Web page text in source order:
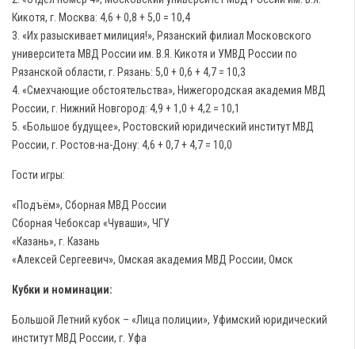
Кикотя, г. Москва: 4,6 + 0,8 + 5,0 = 10,4
3. «Их разыскивает милиция!», Рязанский филиал Московского
университета МВД России им. В.Я. Кикотя и УМВД России по
Рязанской области, г. Рязань: 5,0 + 0,6 + 4,7 = 10,3
4. «Смехчающие обстоятельства», Нижегородская академия МВД
России, г. Нижний Новгород: 4,9 + 1,0 + 4,2 = 10,1
5. «Большое будущее», Ростовский юридический институт МВД
России, г. Ростов-на-Дону: 4,6 + 0,7 + 4,7 = 10,0
Гости игры:
«Подъём», Сборная МВД России
Сборная Чебоксар «Чуваши», ЧГУ
«Казань», г. Казань
«Алексей Сергеевич», Омская академия МВД России, Омск
Кубки и номинации:
Большой Летний кубок – «Лица полиции», Уфимский юридический
институт МВД России, г. Уфа